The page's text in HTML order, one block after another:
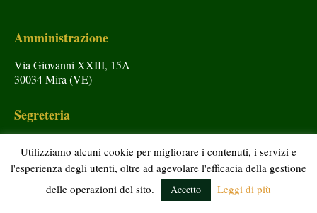
Amministrazione
Via Giovanni XXIII, 15A -
30034 Mira (VE)
Segreteria
segreteria@madonnadifatima.org
Utilizziamo alcuni cookie per migliorare i contenuti, i servizi e
l'esperienza degli utenti, oltre ad agevolare l'efficacia della gestione
delle operazioni del sito.
Accetto Leggi di più